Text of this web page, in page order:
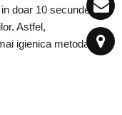
doar 10 secunde
Astfel,
igienica metoda